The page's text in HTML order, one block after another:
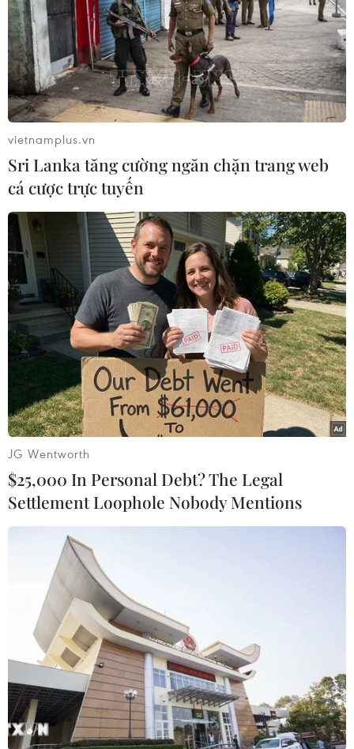
#Thỏa thuận hạt nhân Iran #Vũ khí hạt nhân
Israel
Mỹ
Theo dõi VietnamPlus
TIN LIÊN QUAN
Đàm phán khôi phục thỏa thuận hạt nhân
Iran: "Bóng đã ở bên sân Mỹ"
16/03/2022 04:41
Ngoại trưởng Iran cho hay, nếu phía Mỹ phản hồi một
số ít vấn đề quan trọng còn tồn tại và không lãng phí
thời gian thêm nữa, các cuộc đàm phán về khôi phục
JCPOA tại Vienna có thể sớm kết thúc.
vietnamplus.vn
Sri Lanka tăng cường ngăn chặn trang web
cá cược trực tuyến
JG Wentworth
$25,000 In Personal Debt? The Legal
Settlement Loophole Nobody Mentions